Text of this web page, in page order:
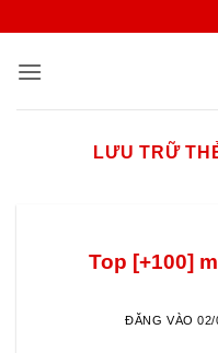
nội
LƯU TRỮ
Top [+100]
ĐĂNG VÀO02/